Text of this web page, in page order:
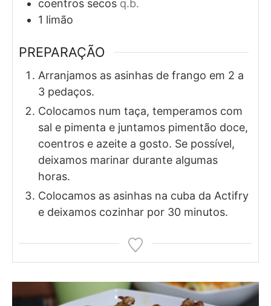
coentros secos q.b.
1 limão
PREPARAÇÃO
Arranjamos as asinhas de frango em 2 a
3 pedaços.
Colocamos num taça, temperamos com
sal e pimenta e juntamos pimentão doce,
coentros e azeite a gosto. Se possível,
deixamos marinar durante algumas
horas.
Colocamos as asinhas na cuba da Actifry
e deixamos cozinhar por 30 minutos.